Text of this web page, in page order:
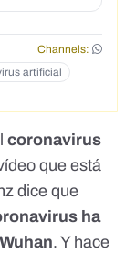
Channels:
artificial
coronavirus
que está
dice que
ha
. Y hace